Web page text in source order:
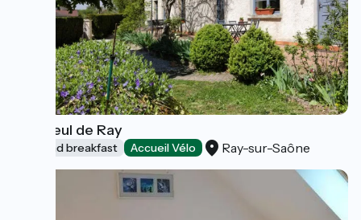
Le Tilleul de Ray
Bed and breakfast Accueil Vélo Ray-sur-Saône